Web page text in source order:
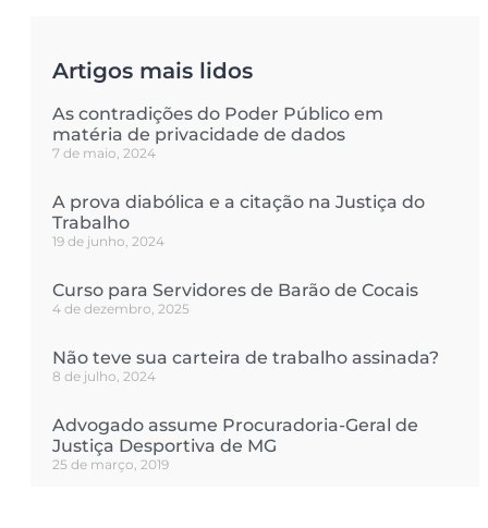
Artigos mais lidos
As contradições do Poder Público em
matéria de privacidade de dados
7 de maio, 2024
A prova diabólica e a citação na Justiça do
Trabalho
19 de junho, 2024
Curso para Servidores de Barão de Cocais
4 de dezembro, 2025
Não teve sua carteira de trabalho assinada?
8 de julho, 2024
Advogado assume Procuradoria-Geral de
Justiça Desportiva de MG
25 de março, 2019